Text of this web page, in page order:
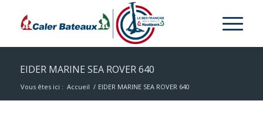
EIDER MARINE SEA ROVER 640
Vous êtes ici : Accueil / EIDER MARINE SEA ROVER 640